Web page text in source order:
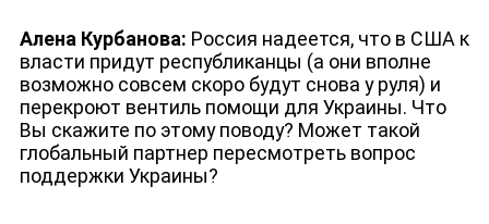
Алена Курбанова: Россия надеется, что в США к
власти придут республиканцы (а они вполне
возможно совсем скоро будут снова у руля) и
перекроют вентиль помощи для Украины. Что
Вы скажите по этому поводу? Может такой
глобальный партнер пересмотреть вопрос
поддержки Украины?